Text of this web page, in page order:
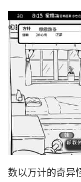
数以万计的奇异